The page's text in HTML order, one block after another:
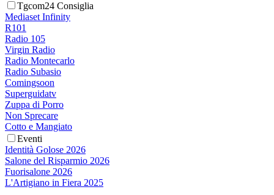
Tgcom24 Consiglia
Mediaset Infinity
R101
Radio 105
Virgin Radio
Radio Montecarlo
Radio Subasio
Comingsoon
Superguidatv
Zuppa di Porro
Non Sprecare
Cotto e Mangiato
Eventi
Identità Golose 2026
Salone del Risparmio 2026
Fuorisalone 2026
L'Artigiano in Fiera 2025